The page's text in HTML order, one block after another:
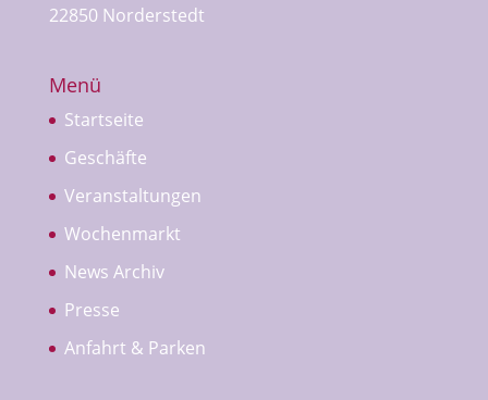
22850 Norderstedt
Menü
Startseite
Geschäfte
Veranstaltungen
Wochenmarkt
News Archiv
Presse
Anfahrt & Parken